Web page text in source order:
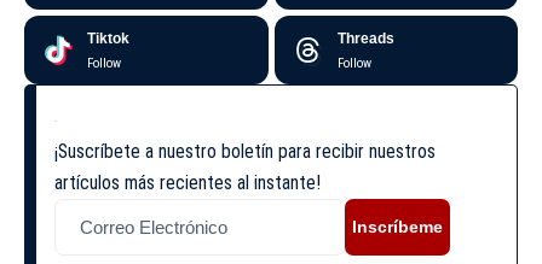
Tiktok
Follow
Threads
Follow
¡Suscríbete a nuestro boletín para recibir nuestros
artículos más recientes al instante!
Inscríbeme